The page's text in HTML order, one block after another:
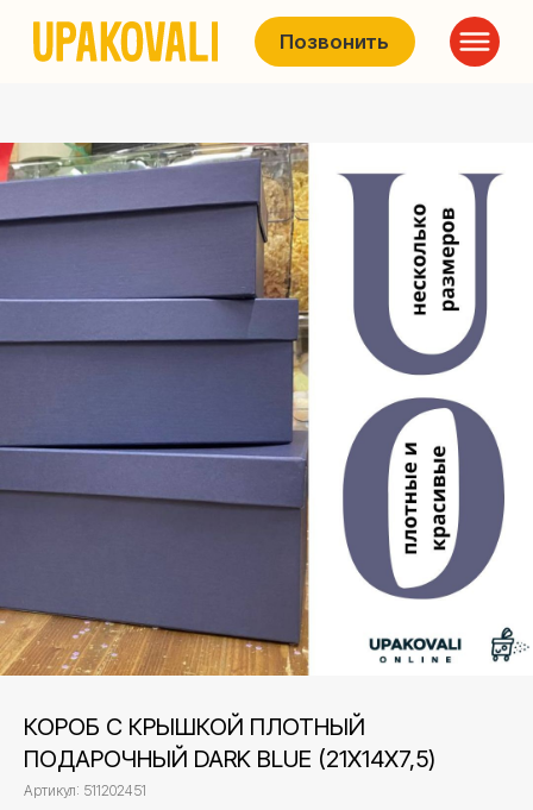
Позвонить
КОРОБ С КРЫШКОЙ ПЛОТНЫЙ
ПОДАРОЧНЫЙ DARK BLUE (21Х14Х7,5)
Артикул: 511202451